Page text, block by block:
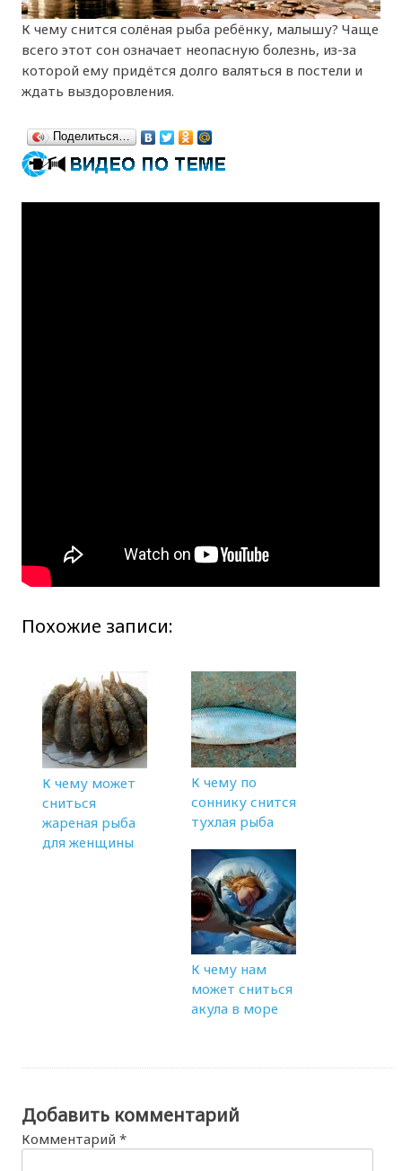
К чему снится солёная рыба ребёнку, малышу? Чаще
всего этот сон означает неопасную болезнь, из-за
которой ему придётся долго валяться в постели и
ждать выздоровления.
Поделиться…
Похожие записи:
К чему может
сниться
жареная рыба
для женщины
К чему по
соннику снится
тухлая рыба
К чему нам
может сниться
акула в море
Добавить комментарий
Комментарий*